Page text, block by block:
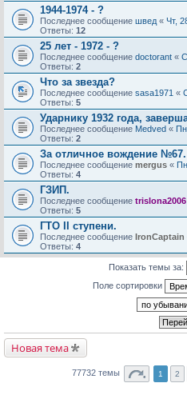
1944-1974 - ?
Последнее сообщение швед « Чт,
Ответы: 12
25 лет - 1972 - ?
Последнее сообщение doctorant «
Ответы: 2
Что за звезда?
Последнее сообщение sasa1971 «
Ответы: 5
Ударнику 1932 года,
Последнее сообщение Medved «
Ответы: 2
За отличное вождение №67.
Последнее сообщение mergus «
Ответы: 4
ГЗИП.
Последнее сообщение trislona2006
Ответы: 5
ГТО II ступени.
Последнее сообщение IronCaptain
Ответы: 4
Показать темы за:
Поле сортировки
Новая тема
77732 темы 1 2